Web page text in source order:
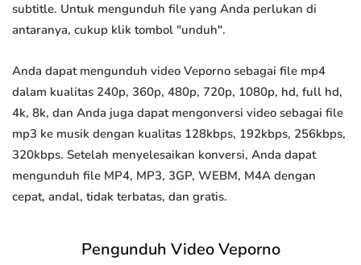
subtitle. Untuk mengunduh file yang Anda perlukan di
antaranya, cukup klik tombol "unduh".
Anda dapat mengunduh video Veporno sebagai file mp4
dalam kualitas 240p, 360p, 480p, 720p, 1080p, hd, full hd,
4k, 8k, dan Anda juga dapat mengonversi video sebagai file
mp3 ke musik dengan kualitas 128kbps, 192kbps, 256kbps,
320kbps. Setelah menyelesaikan konversi, Anda dapat
mengunduh file MP4, MP3, 3GP, WEBM, M4A dengan
cepat, andal, tidak terbatas, dan gratis.
Pengunduh Video Veporno